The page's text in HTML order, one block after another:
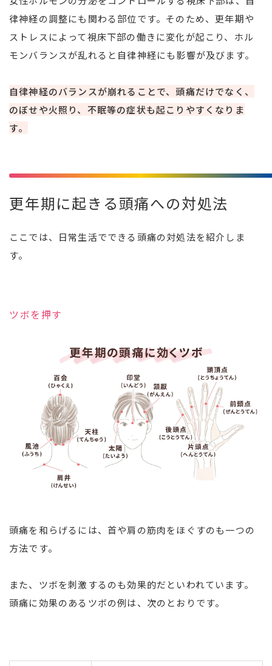
律神経の調整にも関わる部位です。そのため、更年期や
ストレスによって視床下部の働きに変化が起こり、ホル
モンバランスが乱れると自律神経にも影響が及びます。
自律神経のバランスが崩れることで、頭痛だけでなく、
のぼせや火照り、不眠等の症状も起こりやすくなりま
す。
更年期に起きる頭痛への対処法
ここでは、日常生活でできる頭痛の対処法を紹介しま
す。
ツボを押す
頭痛を和らげるには、首や肩の筋肉をほぐすのも一つの
方法です。
また、ツボを刺激するのも効果的だといわれています。
頭痛に効果のあるツボの例は、次のとおりです。